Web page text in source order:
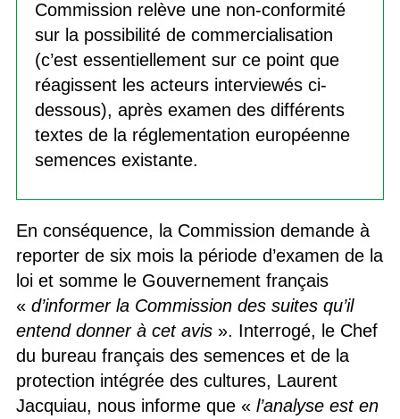
Commission relève une non-conformité
sur la possibilité de commercialisation
(c’est essentiellement sur ce point que
réagissent les acteurs interviewés ci-
dessous), après examen des différents
textes de la réglementation européenne
semences existante.
En conséquence, la Commission demande à
reporter de six mois la période d’examen de la
loi et somme le Gouvernement français
« d’informer la Commission des suites qu’il
entend donner à cet avis». Interrogé, le Chef
du bureau français des semences et de la
protection intégrée des cultures, Laurent
Jacquiau, nous informe que « l’analyse est en